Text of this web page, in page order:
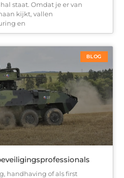
staat. Omdat je er van
kijkt, vallen
en
BLOG
handhaving of als first